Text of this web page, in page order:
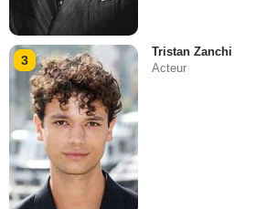
3
Tristan Zanchi
Acteur